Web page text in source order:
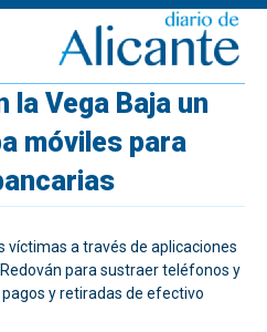
la Vega Baja un
móviles para
víctimas a través de aplicaciones
para sustraer teléfonos y
y retiradas de efectivo